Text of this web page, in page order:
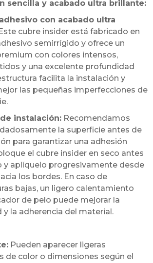
sencilla y acabado ultra brillante:
con acabado ultra
Este cubre insider está fabricado en
semirrígido y ofrece un
con colores intensos,
y una excelente profundidad
facilita la instalación y
las pequeñas imperfecciones de
instalación: Recomendamos
la superficie antes de
para garantizar una adhesión
el cubre insider en seco antes
y aplíquelo progresivamente desde
los bordes. En caso de
bajas, un ligero calentamiento
de pelo puede mejorar la
y la adherencia del material.
Pueden aparecer ligeras
de color o dimensiones según el